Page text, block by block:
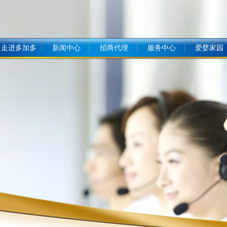
走进多加多 新闻中心 招商代理 服务中心 爱婴家园